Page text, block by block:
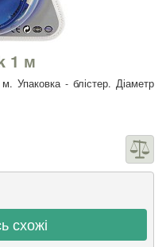
1 м
Упаковка - блістер. Діаметр
схожі